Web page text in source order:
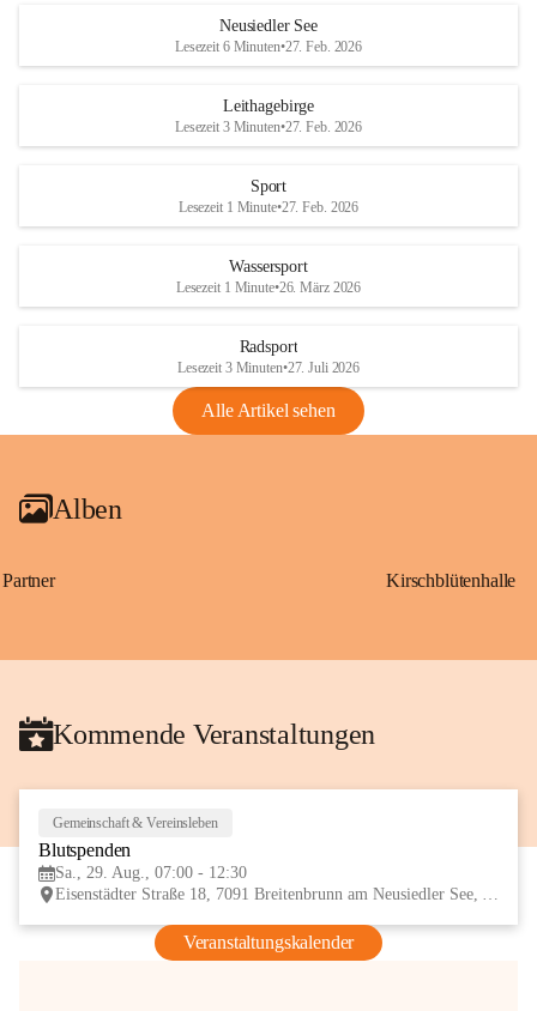
S
und den daraus folgenden wirtschaftlichen
Maßnahmen zur Bekämpfung
Rebe und der Amerikanischen
Anhang VBl. EU Nr. 18
1 Seite•1,4 MB
VBl. EU Nr. 18_2026
r
S
Neusiedler See
Lesezeit 6 Minuten•27. Feb. 2026
Leithagebirge
Lesezeit 3 Minuten•27. Feb. 2026
Sport
Lesezeit 1 Minute•27. Feb. 2026
Wassersport
Lesezeit 1 Minute•26. März 2026
Radsport
Lesezeit 3 Minuten•27. Juli 2026
Alle Artikel sehen
Alben
Partner Kirschblütenhalle
Kommende Veranstaltungen
Gemeinschaft & Vereinsleben
Blutspenden
Sa., 29. Aug., 07:00 - 12:30
Eisenstädter Straße 18, 7091 Breitenbrunn am Neusiedler See, AUT
Veranstaltungskalender